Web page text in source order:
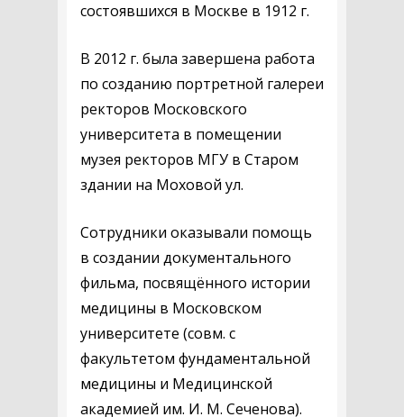
состоявшихся в Москве в 1912 г.
В 2012 г. была завершена работа
по созданию портретной галереи
ректоров Московского
университета в помещении
музея ректоров МГУ в Старом
здании на Моховой ул.
Сотрудники оказывали помощь
в создании документального
фильма, посвящённого истории
медицины в Московском
университете (совм. с
факультетом фундаментальной
медицины и Медицинской
академией им. И. М. Сеченова).